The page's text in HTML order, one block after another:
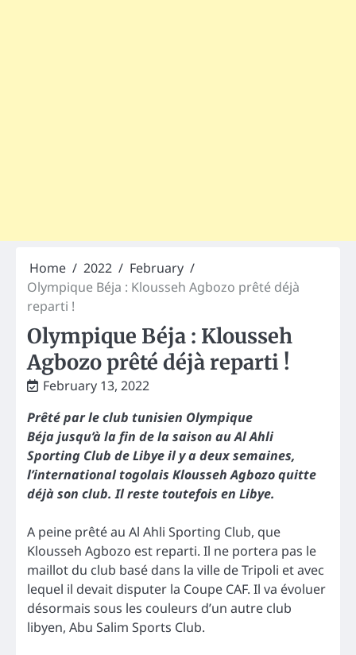
Home 2022
February
Olympique Béja : Klousseh Agbozo prêté déjà
reparti !
Olympique Béja : Klousseh
Agbozo prêté déjà reparti !
February 13, 2022
Prêté par le club tunisien Olympique
Béja jusqu’à la fin de la saison au Al Ahli
Sporting Club de Libye il y a deux semaines,
l’international togolais Klousseh Agbozo quitte
déjà son club. Il reste toutefois en Libye.
A peine prêté au Al Ahli Sporting Club, que
Klousseh Agbozo est reparti. Il ne portera pas le
maillot du club basé dans la ville de Tripoli et avec
lequel il devait disputer la Coupe CAF. Il va évoluer
désormais sous les couleurs d’un autre club
libyen, Abu Salim Sports Club.